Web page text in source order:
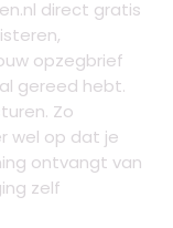
direct gratis
opzegbrief
gereed hebt.
Zo
wel op dat je
ontvangt van
zelf